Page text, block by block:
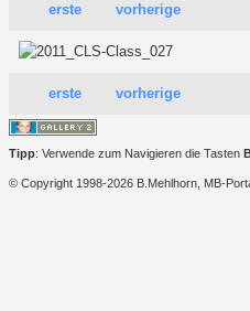
erste vorherige
erste vorherige
Tipp: Verwende zum Navigieren die Tasten
© Copyright 1998-2026 B.Mehlhorn, MB-